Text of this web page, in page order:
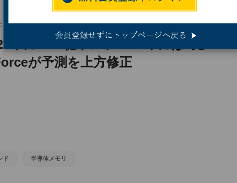
は1兆3000億ドルに TrendForceが予測を上方修正
年に8893億ドル、2027年には1兆
が予測を上方修正
ド 半導体メモリ